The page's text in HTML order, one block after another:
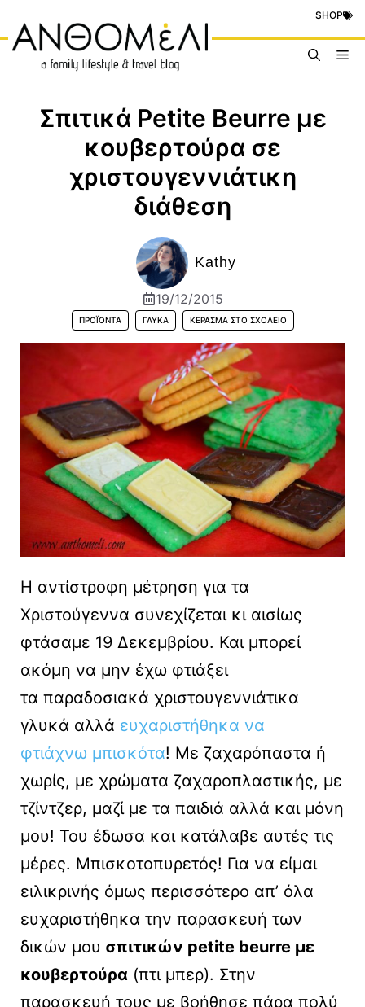
περιεχόμενο
SHOP
Σπιτικά Petite Beurre με
κουβερτούρα σε
χριστουγεννιάτικη
διάθεση
Kathy
19/12/2015
ΠΡΟΪΟΝΤΑ ΓΛΥΚΆ ΚΈΡΑΣΜΑ ΣΤΟ ΣΧΟΛΕΊΟ
Η αντίστροφη μέτρηση για τα
Χριστούγεννα συνεχίζεται κι αισίως
φτάσαμε 19 Δεκεμβρίου. Και μπορεί
ακόμη να μην έχω φτιάξει
τα παραδοσιακά χριστουγεννιάτικα
γλυκά αλλά ευχαριστήθηκα να
φτιάχνω μπισκότα! Με ζαχαρόπαστα ή
χωρίς, με χρώματα ζαχαροπλαστικής, με
τζίντζερ, μαζί με τα παιδιά αλλά και μόνη
μου! Του έδωσα και κατάλαβε αυτές τις
μέρες. Μπισκοτοπυρετός! Για να είμαι
ειλικρινής όμως περισσότερο απ’ όλα
ευχαριστήθηκα την παρασκευή των
δικών μου σπιτικών petite beurre με
κουβερτούρα (πτι μπερ). Στην
παρασκευή τους με βοήθησε πάρα πολύ